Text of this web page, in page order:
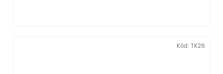
Kód: TK26